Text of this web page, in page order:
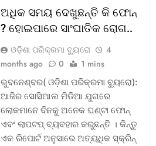
ଅଧିକ ସମୟ ଦେଖୁଛନ୍ତି କି ଫୋନ୍
? ହୋଇପାରେ ସାଂଘାତିକ ରୋଗ..
ଓଡ଼ିଶା ପରିକ୍ରମା ବ୍ୟୁରୋ
4
months ago
0 1 mins
ଭୁବନେଶ୍ବର( ଓଡ଼ିଶା ପରିକ୍ରମା ବ୍ୟୁରୋ):
ଆଜିର ସୋସିଆଲ ମିଡିଆ ଯୁଗରେ
ଲୋକମାନେ ଦିନକୁ ଅନେକ ଘଣ୍ଟା ଫୋନ୍
ଏବଂ ଲାପଟପ୍ ବ୍ୟବହାର କରୁଛନ୍ତି । କିନ୍ତୁ
ଏକ ରିପୋର୍ଟ ଅନୁସାରେ ଅତ୍ୟଧିକ ସ୍କ୍ରିନ୍